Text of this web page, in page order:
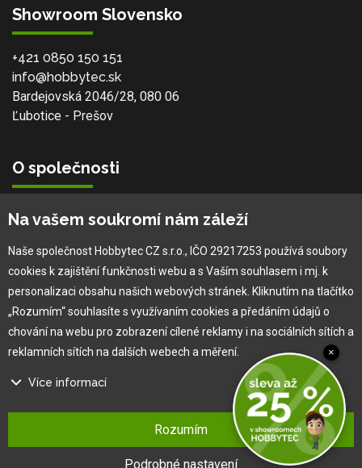
Showroom Slovensko
+421 0850 150 151
info@hobbytec.sk
Bardejovská 2046/28, 080 06
Ľubotice - Prešov
O společnosti
Vlastní výroba
Náš tým
O nás
Pro zákazníka
Obchodní podmínky
Jak na reklamaci
Na vašem soukromí nám záleží
Naše společnost Hobbytec CZ s.r.o., IČO 29217253 používá soubory
cookies k zajištění funkčnosti webu a s Vaším souhlasem i mj. k
personalizaci obsahu našich webových stránek. Kliknutím na tlačítko
„Rozumím“ souhlasíte s využívaním cookies a předáním údajů o
chování na webu pro zobrazení cílené reklamy i na sociálních sítích a
reklamních sítích na dalších webech a měření.
Více informací
Na našem webu používáme několik druhů kategorií cookies:
Ty jsou nezbytně nutné pro fungování webu a jeho funkcí, které se
Rozumím
Podrobné nastavení
×